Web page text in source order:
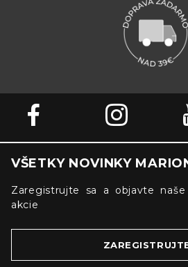
VŠETKY NOVINKY
Zaregistrujte sa a objavte
akcie